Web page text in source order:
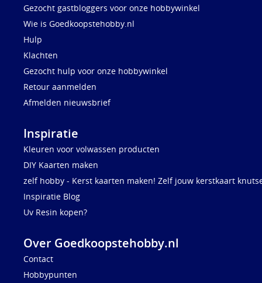
Gezocht gastbloggers voor onze hobbywinkel
Wie is Goedkoopstehobby.nl
Hulp
Klachten
Gezocht hulp voor onze hobbywinkel
Retour aanmelden
Afmelden nieuwsbrief
Inspiratie
Kleuren voor volwassen producten
DIY Kaarten maken
zelf hobby - Kerst kaarten maken! Zelf jouw kerstkaart
Inspiratie Blog
Uv Resin kopen?
Over Goedkoopstehobby.nl
Contact
Hobbypunten